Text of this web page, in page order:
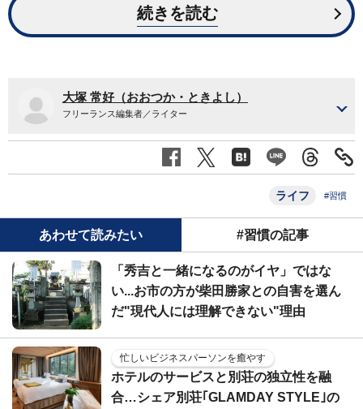
続きを読む
大塚 常好（おおつか・ときよし）
フリーランス編集者／ライター
ライフ #習慣
あわせて読みたい #習慣の記事
「秀吉と一緒になるのがイヤ」ではな
い...お市の方が柴田勝家との自害を選ん
だ"現代人には理解できない"理由
忙しいビジネスパーソンを癒やす
ホテルのサービスと別荘の独立性を融
合…シェア別荘｢GLAMDAY STYLE｣の